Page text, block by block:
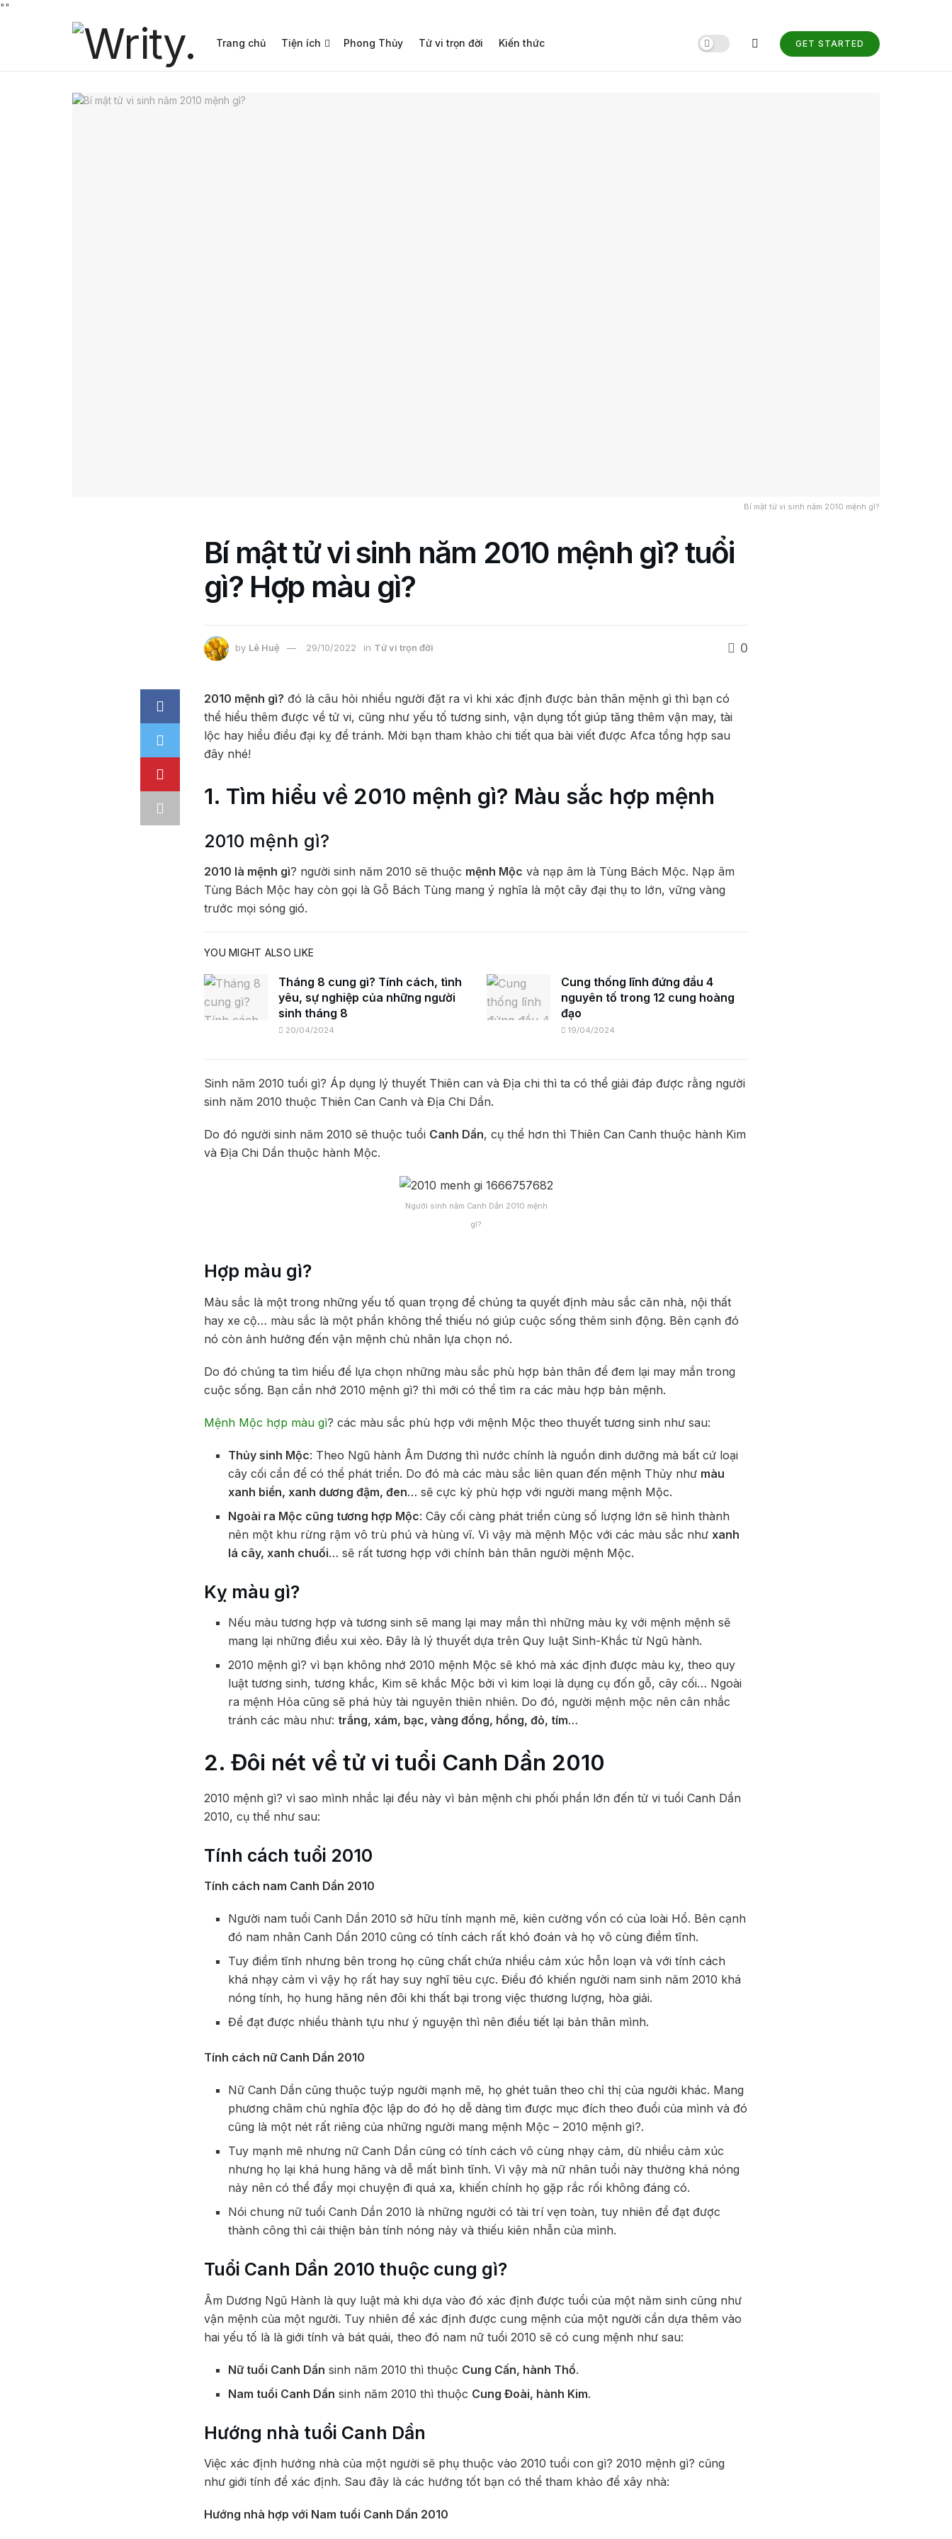
""
Trang chủ Tiện ích Phong Thủy Tử vi trọn đời Kiến thức GET STARTED
Bí mật tử vi sinh năm 2010 mệnh gì?
Bí mật tử vi sinh năm 2010 mệnh gì? tuổi
gì? Hợp màu gì?
by Lê Huệ 29/10/2022 in Tử vi trọn đời 0
2010 mệnh gì? đó là câu hỏi nhiều người đặt ra vì khi xác định được bản thân mệnh gì thì bạn có
thể hiểu thêm được về tử vi, cũng như yếu tố tương sinh, vận dụng tốt giúp tăng thêm vận may, tài
lộc hay hiểu điều đại kỵ để tránh. Mời bạn tham khảo chi tiết qua bài viết được Afca tổng hợp sau
đây nhé!
1. Tìm hiểu về 2010 mệnh gì? Màu sắc hợp mệnh
2010 mệnh gì?
2010 là mệnh gì? người sinh năm 2010 sẽ thuộc mệnh Mộc và nạp âm là Tùng Bách Mộc. Nạp âm
Tùng Bách Mộc hay còn gọi là Gỗ Bách Tùng mang ý nghĩa là một cây đại thụ to lớn, vững vàng
trước mọi sóng gió.
YOU MIGHT ALSO LIKE
Tháng 8 cung gì? Tính cách, tình
yêu, sự nghiệp của những người
sinh tháng 8
20/04/2024
Cung thống lĩnh đứng đầu 4
nguyên tố trong 12 cung hoàng
đạo
19/04/2024
Sinh năm 2010 tuổi gì? Áp dụng lý thuyết Thiên can và Địa chi thì ta có thể giải đáp được rằng người
sinh năm 2010 thuộc Thiên Can Canh và Địa Chi Dần.
Do đó người sinh năm 2010 sẽ thuộc tuổi Canh Dần, cụ thể hơn thì Thiên Can Canh thuộc hành Kim
và Địa Chi Dần thuộc hành Mộc.
Người sinh năm Canh Dần 2010 mệnh
gì?
Hợp màu gì?
Màu sắc là một trong những yếu tố quan trọng để chúng ta quyết định màu sắc căn nhà, nội thất
hay xe cộ… màu sắc là một phần không thể thiếu nó giúp cuộc sống thêm sinh động. Bên cạnh đó
nó còn ảnh hưởng đến vận mệnh chủ nhân lựa chọn nó.
Do đó chúng ta tìm hiểu để lựa chọn những màu sắc phù hợp bản thân để đem lại may mắn trong
cuộc sống. Bạn cần nhớ 2010 mệnh gì? thì mới có thể tìm ra các màu hợp bản mệnh.
Mệnh Mộc hợp màu gì? các màu sắc phù hợp với mệnh Mộc theo thuyết tương sinh như sau:
Thủy sinh Mộc: Theo Ngũ hành Âm Dương thì nước chính là nguồn dinh dưỡng mà bất cứ loại
cây cối cần để có thể phát triển. Do đó mà các màu sắc liên quan đến mệnh Thủy như màu
xanh biển, xanh dương đậm, đen… sẽ cực kỳ phù hợp với người mang mệnh Mộc.
Ngoài ra Mộc cũng tương hợp Mộc: Cây cối càng phát triển cùng số lượng lớn sẽ hình thành
nên một khu rừng rậm vô trù phú và hùng vĩ. Vì vậy mà mệnh Mộc với các màu sắc như xanh
lá cây, xanh chuối… sẽ rất tương hợp với chính bản thân người mệnh Mộc.
Kỵ màu gì?
Nếu màu tương hợp và tương sinh sẽ mang lại may mắn thì những màu kỵ với mệnh mệnh sẽ
mang lại những điều xui xẻo. Đây là lý thuyết dựa trên Quy luật Sinh-Khắc từ Ngũ hành.
2010 mệnh gì? vì bạn không nhớ 2010 mệnh Mộc sẽ khó mà xác định được màu kỵ, theo quy
luật tương sinh, tương khắc, Kim sẽ khắc Mộc bởi vì kim loại là dụng cụ đốn gỗ, cây cối… Ngoài
ra mệnh Hỏa cũng sẽ phá hủy tài nguyên thiên nhiên. Do đó, người mệnh mộc nên cân nhắc
tránh các màu như: trắng, xám, bạc, vàng đồng, hồng, đỏ, tím…
2. Đôi nét về tử vi tuổi Canh Dần 2010
2010 mệnh gì? vì sao mình nhắc lại đều này vì bản mệnh chi phối phần lớn đến tử vi tuổi Canh Dần
2010, cụ thể như sau:
Tính cách tuổi 2010
Tính cách nam Canh Dần 2010
Người nam tuổi Canh Dần 2010 sở hữu tính mạnh mẽ, kiên cường vốn có của loài Hổ. Bên cạnh
đó nam nhân Canh Dần 2010 cũng có tính cách rất khó đoán và họ vô cùng điềm tĩnh.
Tuy điềm tĩnh nhưng bên trong họ cũng chất chứa nhiều cảm xúc hỗn loạn và với tính cách
khá nhạy cảm vì vậy họ rất hay suy nghĩ tiêu cực. Điều đó khiến người nam sinh năm 2010 khá
nóng tính, họ hung hăng nên đôi khi thất bại trong việc thương lượng, hòa giải.
Để đạt được nhiều thành tựu như ý nguyện thì nên điều tiết lại bản thân mình.
Tính cách nữ Canh Dần 2010
Nữ Canh Dần cũng thuộc tuýp người mạnh mẽ, họ ghét tuân theo chỉ thị của người khác. Mang
phương châm chủ nghĩa độc lập do đó họ dễ dàng tìm được mục đích theo đuổi của mình và đó
cũng là một nét rất riêng của những người mang mệnh Mộc – 2010 mệnh gì?.
Tuy mạnh mẽ nhưng nữ Canh Dần cũng có tính cách vô cùng nhạy cảm, dù nhiều cảm xúc
nhưng họ lại khá hung hăng và dễ mất bình tĩnh. Vì vậy mà nữ nhân tuổi này thường khá nóng
nảy nên có thể đẩy mọi chuyện đi quá xa, khiến chính họ gặp rắc rối không đáng có.
Nói chung nữ tuổi Canh Dần 2010 là những người có tài trí vẹn toàn, tuy nhiên để đạt được
thành công thì cải thiện bản tính nóng nảy và thiếu kiên nhẫn của mình.
Tuổi Canh Dần 2010 thuộc cung gì?
Âm Dương Ngũ Hành là quy luật mà khi dựa vào đó xác định được tuổi của một năm sinh cũng như
vận mệnh của một người. Tuy nhiên để xác định được cung mệnh của một người cần dựa thêm vào
hai yếu tố là là giới tính và bát quái, theo đó nam nữ tuổi 2010 sẽ có cung mệnh như sau:
Nữ tuổi Canh Dần sinh năm 2010 thì thuộc Cung Cấn, hành Thổ.
Nam tuổi Canh Dần sinh năm 2010 thì thuộc Cung Đoài, hành Kim.
Hướng nhà tuổi Canh Dần
Việc xác định hướng nhà của một người sẽ phụ thuộc vào 2010 tuổi con gì? 2010 mệnh gì? cũng
như giới tính để xác định. Sau đây là các hướng tốt bạn có thể tham khảo để xây nhà:
Hướng nhà hợp với Nam tuổi Canh Dần 2010